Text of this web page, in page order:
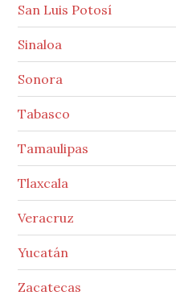
San Luis Potosí
Sinaloa
Sonora
Tabasco
Tamaulipas
Tlaxcala
Veracruz
Yucatán
Zacatecas